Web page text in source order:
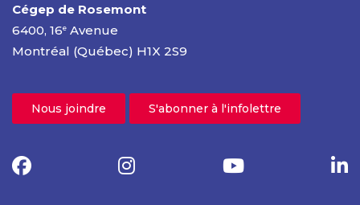
Cégep de Rosemont
6400, 16e Avenue
Montréal (Québec) H1X 2S9
Nous joindre S'abonner à l'infolettre